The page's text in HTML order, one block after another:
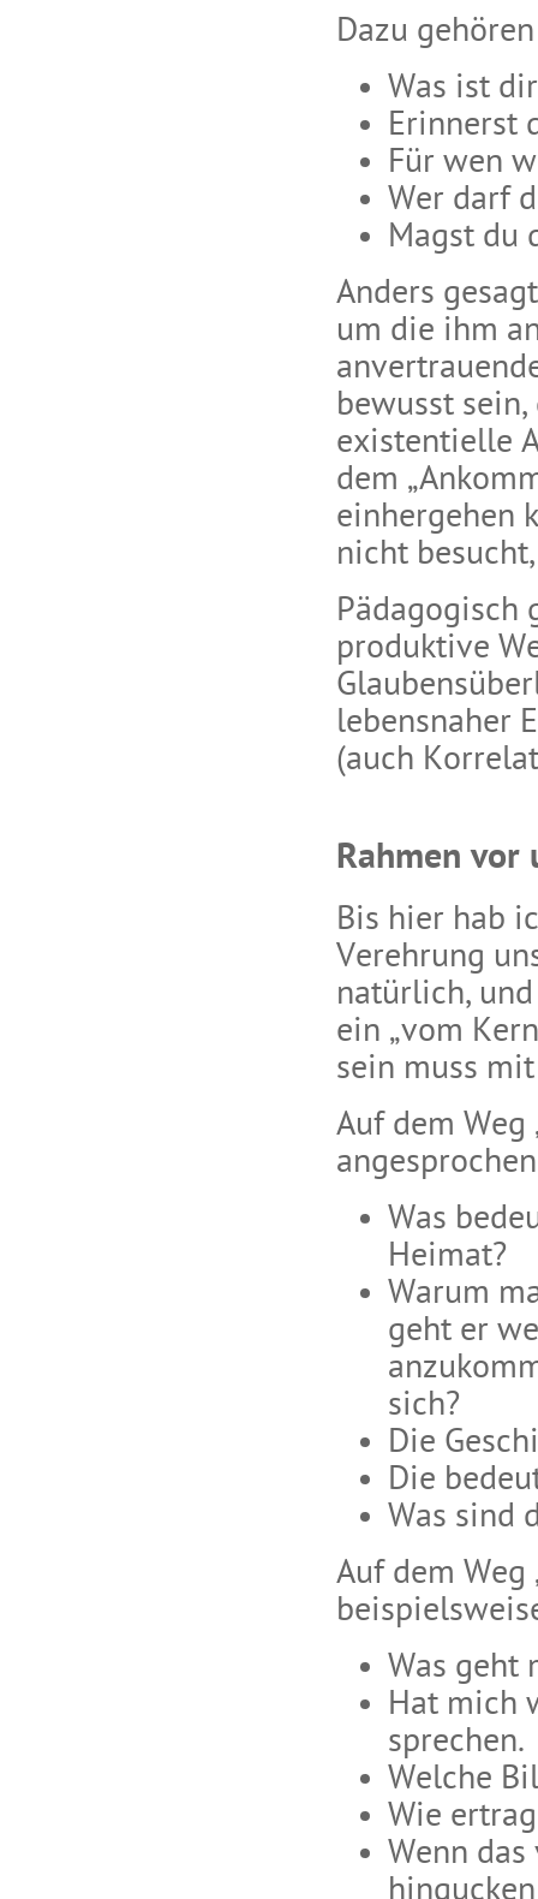
Dazu
Was ist
Erinnerst
Für wen
Wer darf
Magst du
Anders
um die ihm
bewusst
existentielle
dem
einhergehen
nicht
Pädagogisch
produktive
lebensnaher
(auch
Rahmen vor
Bis hier hab
Verehrung
natürlich,
ein „vom
sein muss
Auf dem
Was
Heimat?
Warum
geht er
sich?
Die
Die
Was sind
Auf dem
Was geht
Hat mich
sprechen.
Welche
Wie
Wenn